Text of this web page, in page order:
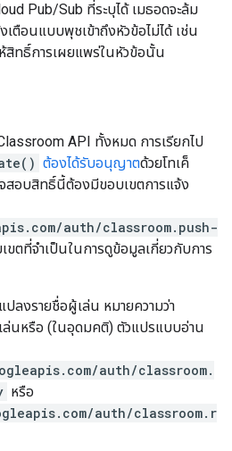
Pub/Sub ที่ระบุได้ เมธอดจะล้ม
ตือนแบบพุชเข้าถึงหัวข้อไม่ได้ เช่น
สิทธิ์การเผยแพร่ในหัวข้อนั้น
API ทั้งหมด การเรียกไป
ต้องได้รับอนุญาตด้วยโทเค็
สอบสิทธิ์นี้ต้องมีขอบเขตการแจ้ง
auth/classroom.push-
ขตที่จำเป็นในการดูข้อมูลเกี่ยวกับการ
ลงรายชื่อผู้เล่น หมายความว่า
ล่นหรือ (ในอุดมคติ) ตัวแปรแบบอ่าน
auth/classroom.
หรือ
auth/classroom.r